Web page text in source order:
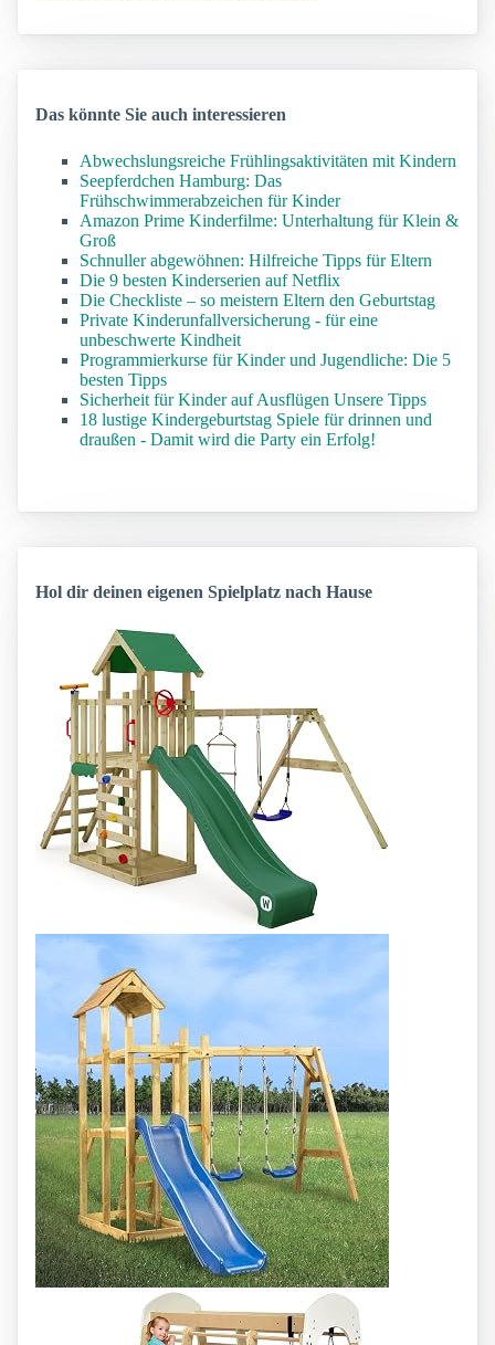
Das könnte Sie auch interessieren
Abwechslungsreiche Frühlingsaktivitäten mit Kindern
Seepferdchen Hamburg: Das
Frühschwimmerabzeichen für Kinder
Amazon Prime Kinderfilme: Unterhaltung für Klein &
Groß
Schnuller abgewöhnen: Hilfreiche Tipps für Eltern
Die 9 besten Kinderserien auf Netflix
Die Checkliste – so meistern Eltern den Geburtstag
Private Kinderunfallversicherung - für eine
unbeschwerte Kindheit
Programmierkurse für Kinder und Jugendliche: Die 5
besten Tipps
Sicherheit für Kinder auf Ausflügen Unsere Tipps
18 lustige Kindergeburtstag Spiele für drinnen und
draußen - Damit wird die Party ein Erfolg!
Hol dir deinen eigenen Spielplatz nach Hause